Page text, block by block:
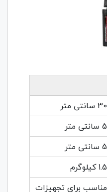
30 سانتی متر
5 سانتی متر
5 سانتی متر
1.5 کیلوگرم
مناسب برای تجهیزات